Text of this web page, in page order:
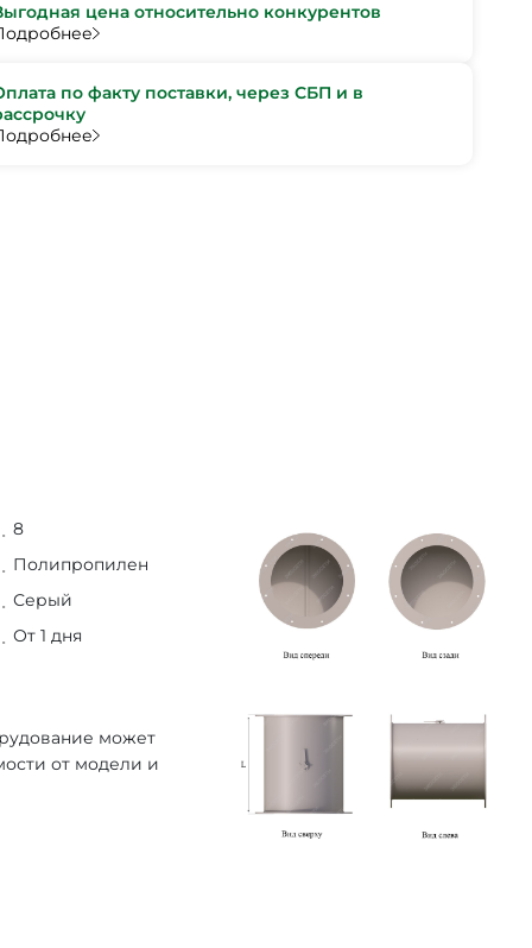
цена относительно конкурентов
по факту поставки, через СБП и в
8
Полипропилен
Серый
От 1 дня
может
от модели и